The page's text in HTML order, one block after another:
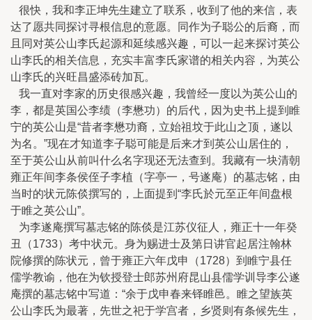
很快，我和李正坤先生建立了联系，收到了他的来信，表
达了愿共同探讨寻根信息的意愿。同作为子聪公的后裔，而
且同对英公山李氏起源和延续感兴趣，可以一起来探讨英公
山李氏的相关信息，充实丰富李氏家谱的相关内容，为英公
山李氏的兴旺昌盛添砖加瓦。
我一直对李家的历史很感兴趣，我曾经一度以为英公山的
李，都是英国公李绩（李懋功）的后代，因为史书上提到睢
宁的英公山是“昔者李懋功裔，立始祖坟于此山之顶，遂以
为名。”现在才知道李子聪可能是后来才到英公山居住的，
至于英公山从前叫什么名字现还无法查到。我藏有一块清朝
雍正年间李条侯侄子李植（字亭一，号遂庵）的墓志铭，由
当时的状元陈倓撰写的，上面提到“李氏於元至正年间盘根
于睢之英公山”。
为李遂庵撰写墓志铭的陈倓是江苏仪征人，雍正十一年癸
丑（1733）考中状元。身为赐进士及第日讲官起居注翰林
院修撰的陈状元，曾于雍正六年戊申（1728）到睢宁县任
儒学教谕，他在为钦授登士郎苏州府昆山县儒学训导李公遂
庵撰的墓志铭中写道：“余于戊申春来铎睢邑。睢之望族英
公山李氏为最著，先世之祀于学宫者，乡贤则有条候先生，